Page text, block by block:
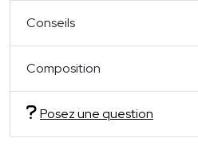
Conseils
Composition
Posez une question